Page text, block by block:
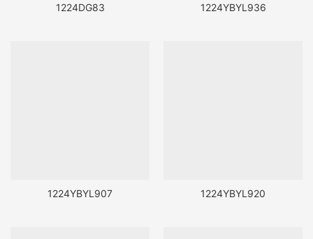
1224DG83 1224YBYL936
1224YBYL907 1224YBYL920